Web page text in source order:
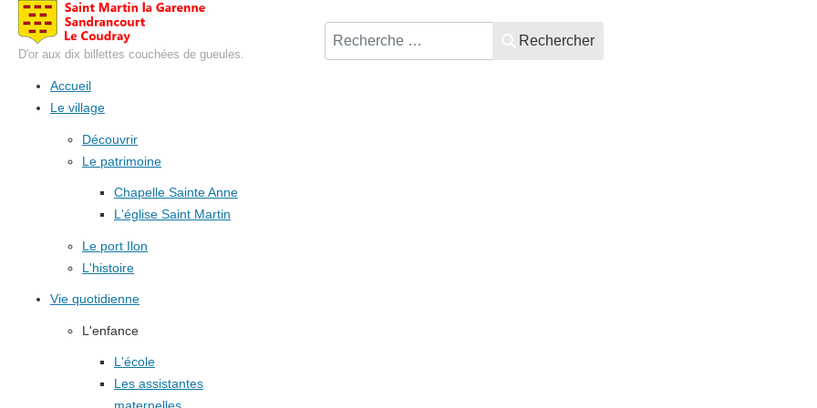
D'or aux dix billettes couchées de gueules.
Rechercher
Accueil
Le village
Découvrir
Le patrimoine
Chapelle Sainte Anne
L'église Saint Martin
Le port Ilon
L'histoire
Vie quotidienne
L'enfance
L'école
Les assistantes